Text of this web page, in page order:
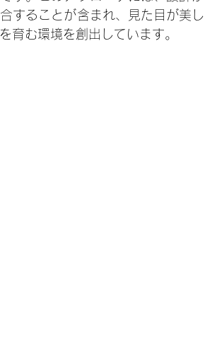
することが含まれ、見た目が美し
育む環境を創出しています。